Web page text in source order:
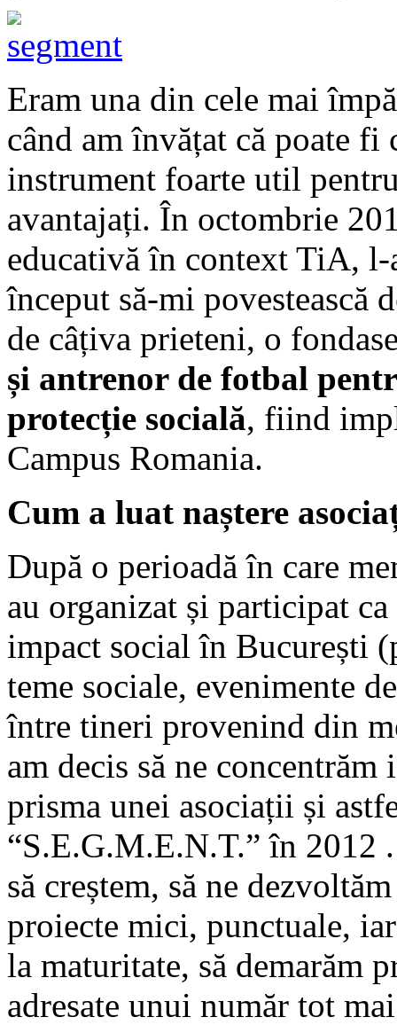
Eram una din cele mai
când am învățat că poate
instrument foarte util
avantajați. În octombrie
educativă în context TiA,
început să-mi povestească
de câțiva prieteni, o
și antrenor de fotbal
protecție socială, fiind
Campus Romania.
Cum a luat naștere
După o perioadă în care
au organizat și participat
impact social în București
teme sociale, evenimente
între tineri provenind din
am decis să ne
prisma unei asociații și
“S.E.G.M.E.N.T.” în 2012
să creștem, să ne
proiecte mici, punctuale,
la maturitate, să demarăm
adresate unui număr tot